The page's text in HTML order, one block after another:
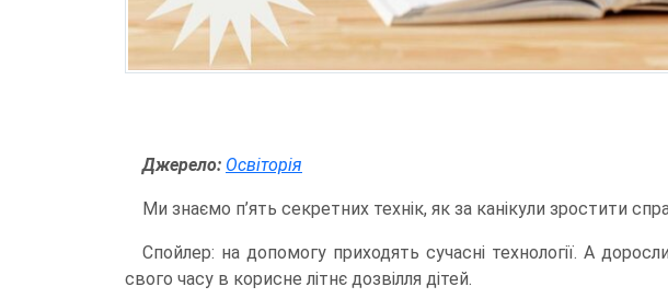
Джерело: Освіторія
Ми знаємо п’ять секретних технік, як за канікули зростити
Спойлер: на допомогу приходять сучасні технології. А
свого часу в корисне літнє дозвілля дітей.